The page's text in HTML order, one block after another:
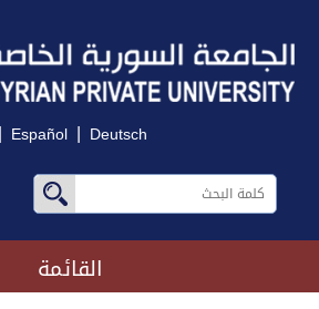
| Español | Deutsch
القائمة